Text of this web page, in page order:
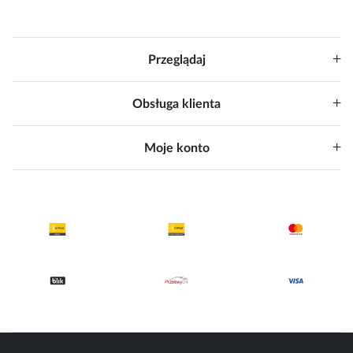
Przeglądaj
Obsługa klienta
Moje konto